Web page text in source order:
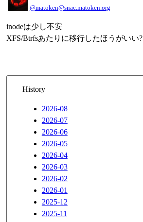
@matoken@snac.matoken.org
inodeは少し不安
XFS/Btrfsあたりに移行したほうがいい?
History
2026-08
2026-07
2026-06
2026-05
2026-04
2026-03
2026-02
2026-01
2025-12
2025-11